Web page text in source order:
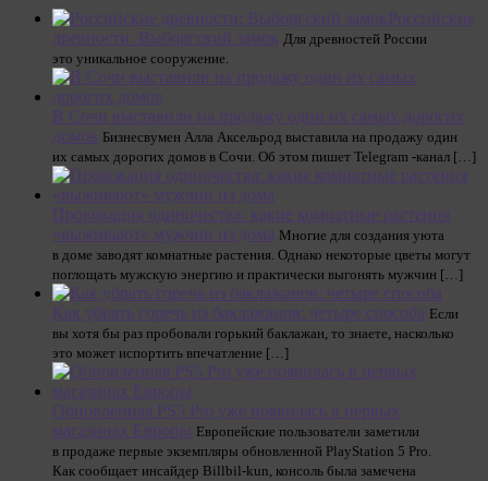
Российские
древности: Выборгский замок Для древностей России
это уникальное сооружение.
В Сочи выставили на продажу один их самых дорогих
домов Бизнесвумен Алла Аксельрод выставила на продажу один
их самых дорогих домов в Сочи. Об этом пишет Telegram -канал […]
Провокация одиночества: какие комнатные растения
«выживают» мужчин из дома Многие для создания уюта
в доме заводят комнатные растения. Однако некоторые цветы могут
поглощать мужскую энергию и практически выгонять мужчин […]
Как убрать горечь из баклажанов: четыре способа Если
вы хотя бы раз пробовали горький баклажан, то знаете, насколько
это может испортить впечатление […]
Обновленная PS5 Pro уже появилась в первых
магазинах Европы Европейские пользователи заметили
в продаже первые экземпляры обновленной PlayStation 5 Pro.
Как сообщает инсайдер Billbil-kun, консоль была замечена